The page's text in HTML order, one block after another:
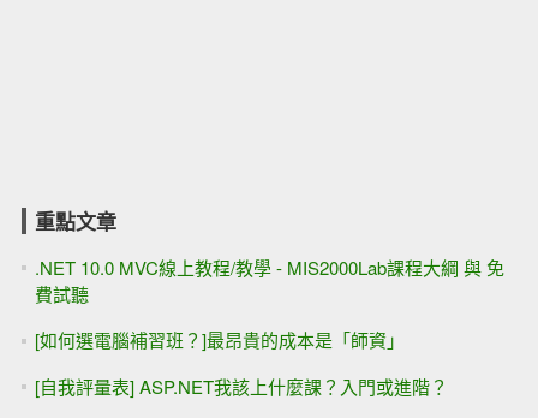
重點文章
.NET 10.0 MVC線上教程/教學 - MIS2000Lab課程大綱 與 免
費試聽
[如何選電腦補習班？]最昂貴的成本是「師資」
[自我評量表] ASP.NET我該上什麼課？入門或進階？